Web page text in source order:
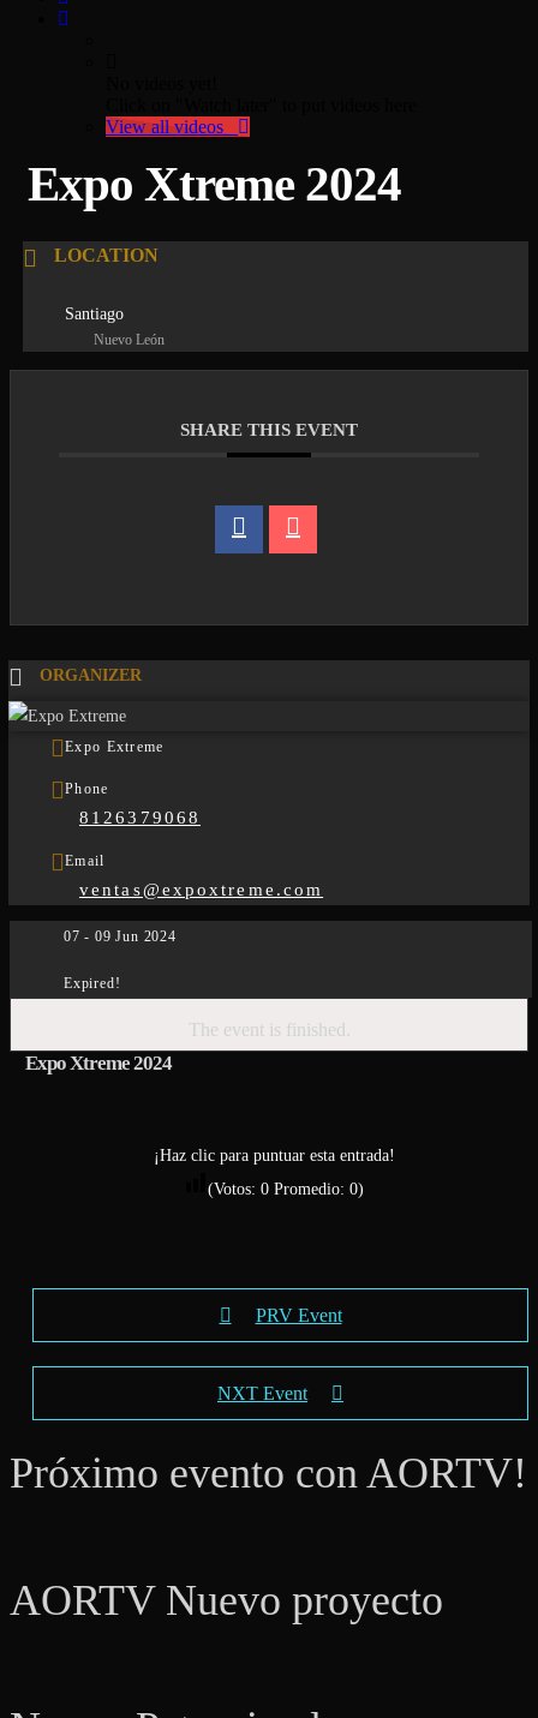
View all videos
Expo Xtreme 2024
LOCATION
Santiago
Nuevo León
SHARE THIS EVENT
ORGANIZER
Expo Extreme
Phone
8126379068
Email
ventas@expoxtreme.com
07 - 09 Jun 2024
Expired!
The event is finished.
Expo Xtreme 2024
¡Haz clic para puntuar esta entrada!
(Votos: 0 Promedio: 0)
PRV Event
NXT Event
Próximo evento con AORTV!
AORTV Nuevo proyecto